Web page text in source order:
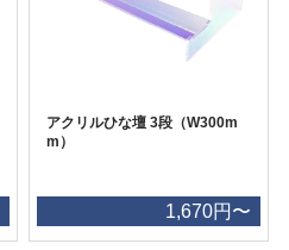
アクリルひな壇 3段（W300m
m）
1,670円〜